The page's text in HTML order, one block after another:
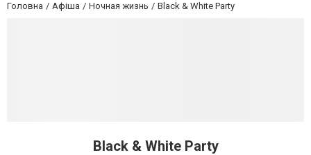
Головна Афіша Ночная жизнь Black & White Party
Black & White Party